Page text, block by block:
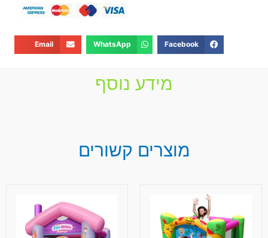
Facebook
WhatsApp
Email
מידע נוסף
מוצרים קשורים